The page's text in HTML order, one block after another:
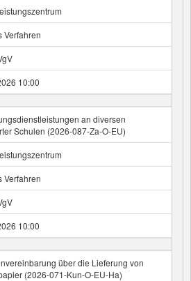
Verfahren
10:00
an diversen
Schulen (2026-087-Za-O-EU)
Verfahren
10:00
über die Lieferung von
(2026-071-Kun-O-EU-Ha)